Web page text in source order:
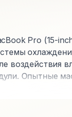
Pro (15-
воздействия
Опытные